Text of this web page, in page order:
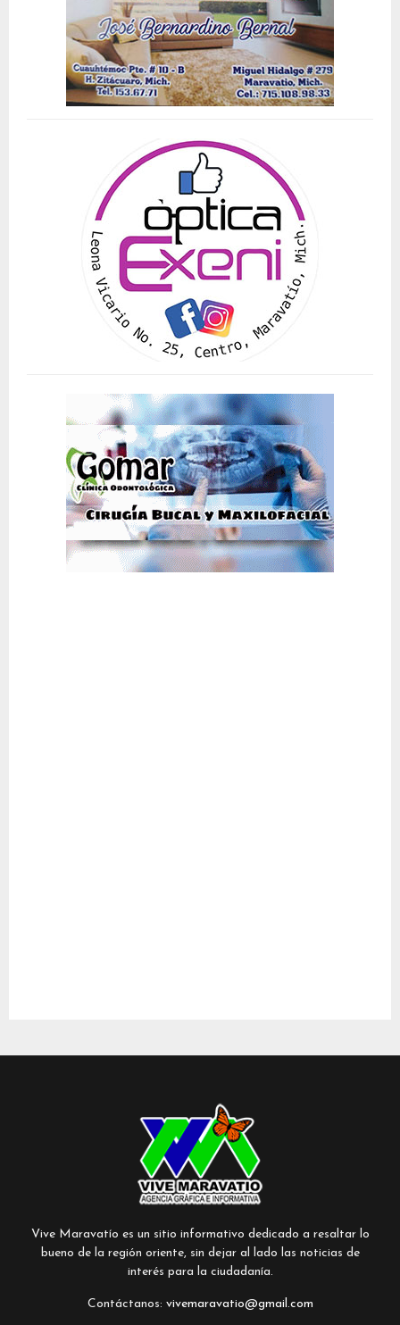
Vive Maravatío es un sitio informativo dedicado a resaltar lo
bueno de la región oriente, sin dejar al lado las noticias de
interés para la ciudadanía.
Contáctanos: vivemaravatio@gmail.com